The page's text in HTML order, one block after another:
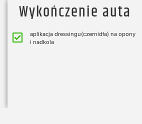
Wykończenie auta
aplikacja dressingu(czernidła) na opony
i nadkola​